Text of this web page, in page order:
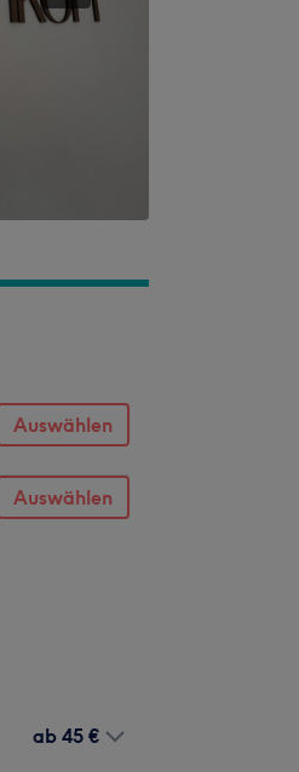
Auswählen
Auswählen
ab 45 €